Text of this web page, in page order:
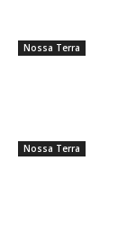
Nossa Terra
Nossa Terra